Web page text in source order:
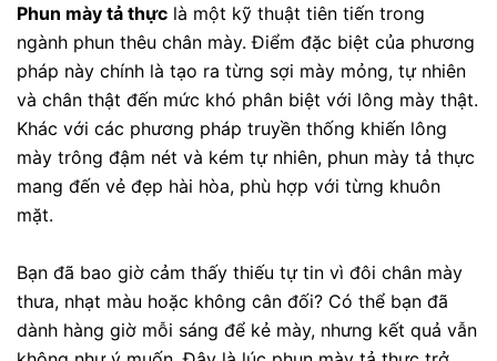
Phun mày tả thực là một kỹ thuật tiên tiến trong
ngành phun thêu chân mày. Điểm đặc biệt của phương
pháp này chính là tạo ra từng sợi mày mỏng, tự nhiên
và chân thật đến mức khó phân biệt với lông mày thật.
Khác với các phương pháp truyền thống khiến lông
mày trông đậm nét và kém tự nhiên, phun mày tả thực
mang đến vẻ đẹp hài hòa, phù hợp với từng khuôn
mặt.
Bạn đã bao giờ cảm thấy thiếu tự tin vì đôi chân mày
thưa, nhạt màu hoặc không cân đối? Có thể bạn đã
dành hàng giờ mỗi sáng để kẻ mày, nhưng kết quả vẫn